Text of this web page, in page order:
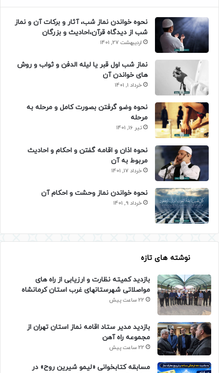
نحوه خواندن نماز شب، آثار و برکات آن و نماز
شب از دیدگاه قرآن،احادیث و بزرگان
اردیبهشت 27, 1401
نماز شب اول قبر یا لیله الدفن و ثواب و روش
های خواندن آن
خرداد 1, 1401
نحوه وضو گرفتن بصورت کامل و مرحله به
مرحله
تیر 16, 1401
نحوه اذان و اقامه گفتن و احکام و احادیث
مربوط به آن
خرداد 17, 1401
نحوه خواندن نماز وحشت و احکام آن
خرداد 9, 1401
نوشته های تازه
بازدید کمیته نظارت و ارزیابی از راه های
مواصلاتی شهرستانهای غرب استان کرمانشاه
22 ساعت پیش
بازدید مدیر ستاد اقامه نماز استان تهران از
مجموعه راه آهن
22 ساعت پیش
مسابقه کتابخوانی «لیمو شیرین روح» در